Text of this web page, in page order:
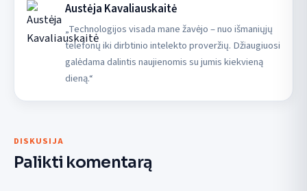
Austėja Kavaliauskaitė
„Technologijos visada mane žavėjo – nuo išmaniųjų
telefonų iki dirbtinio intelekto proveržių. Džiaugiuosi
galėdama dalintis naujienomis su jumis kiekvieną
dieną.“
DISKUSIJA
Palikti komentarą